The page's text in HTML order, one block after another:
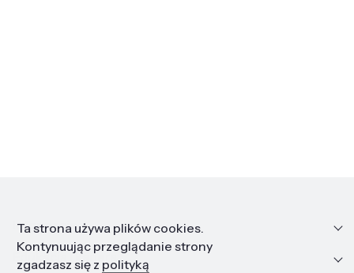
Informacje
Edukacja i kariera
Ta strona używa plików cookies.
Kontynuując przeglądanie strony
zgadzasz się z polityką